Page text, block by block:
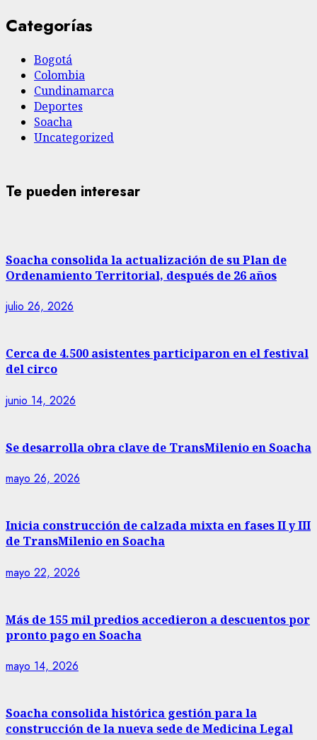
Categorías
Bogotá
Colombia
Cundinamarca
Deportes
Soacha
Uncategorized
Te pueden interesar
Soacha consolida la actualización de su Plan de
Ordenamiento Territorial, después de 26 años
julio 26, 2026
Cerca de 4.500 asistentes participaron en el festival
del circo
junio 14, 2026
Se desarrolla obra clave de TransMilenio en Soacha
mayo 26, 2026
Inicia construcción de calzada mixta en fases II y III
de TransMilenio en Soacha
mayo 22, 2026
Más de 155 mil predios accedieron a descuentos por
pronto pago en Soacha
mayo 14, 2026
Soacha consolida histórica gestión para la
construcción de la nueva sede de Medicina Legal